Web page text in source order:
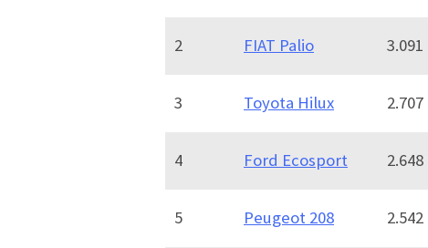
2 FIAT Palio 3.091
3 Toyota Hilux 2.707
4 Ford Ecosport 2.648
5 Peugeot 208 2.542